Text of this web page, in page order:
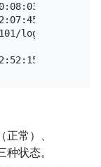
+0800
+0800
logbackup
（正常）、
种状态。